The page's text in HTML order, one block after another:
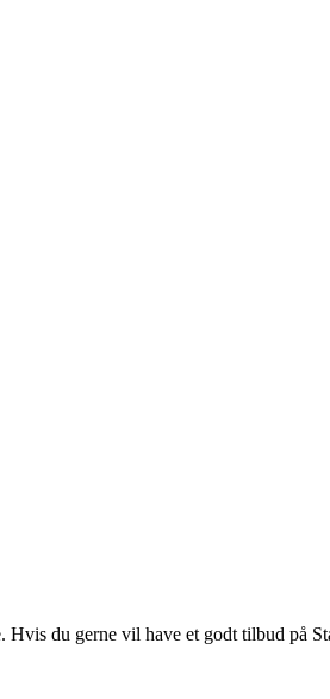
du gerne vil have et godt tilbud på